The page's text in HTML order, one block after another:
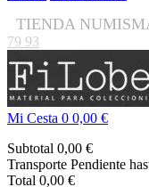
TIENDA
79 93
Mi Cesta 0 0,00 €
Subtotal 0,00 €
Transporte Pendiente
Total 0,00 €